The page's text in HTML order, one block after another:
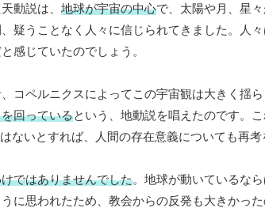
動説は、 地球が宇宙の中心で、太陽や月、星
疑うことなく人々に信じられてきました。人
感じていたのでしょう。
コペルニクスによってこの宇宙観は大きく揺ら
回っているという、地動説を唱えたのです。
ないとすれば、人間の存在意義についても再考
ではありませんでした。地球が動いているな
に思われたため、教会からの反発も大きかっ